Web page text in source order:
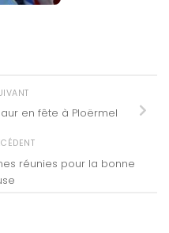
en fête à Ploërmel
réunies pour la bonne